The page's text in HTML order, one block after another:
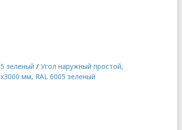
зеленый /Угол наружный простой,
мм, RAL 6005 зеленый